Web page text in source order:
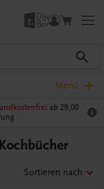
Menü
ab 29,00
Sortieren nach